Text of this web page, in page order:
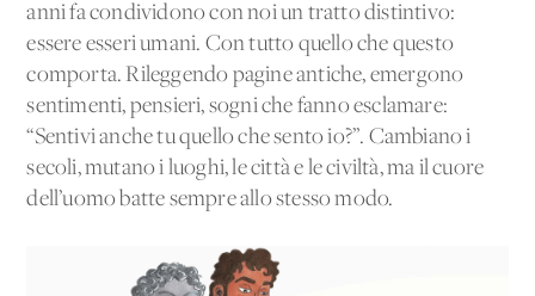
anni fa condividono con noi un tratto distintivo:
essere esseri umani. Con tutto quello che questo
comporta. Rileggendo pagine antiche, emergono
sentimenti, pensieri, sogni che fanno esclamare:
“Sentivi anche tu quello che sento io?”. Cambiano i
secoli, mutano i luoghi, le città e le civiltà, ma il cuore
dell’uomo batte sempre allo stesso modo.